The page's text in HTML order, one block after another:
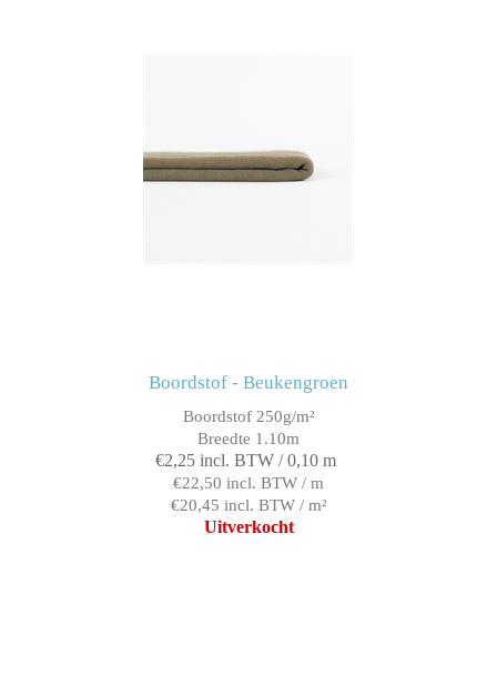
Boordstof - Beukengroen
Boordstof 250g/m²
Breedte 1.10m
€2,25 incl. BTW / 0,10 m
€22,50 incl. BTW / m
€20,45 incl. BTW / m²
Uitverkocht